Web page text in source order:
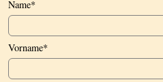
Name*
Vorname*